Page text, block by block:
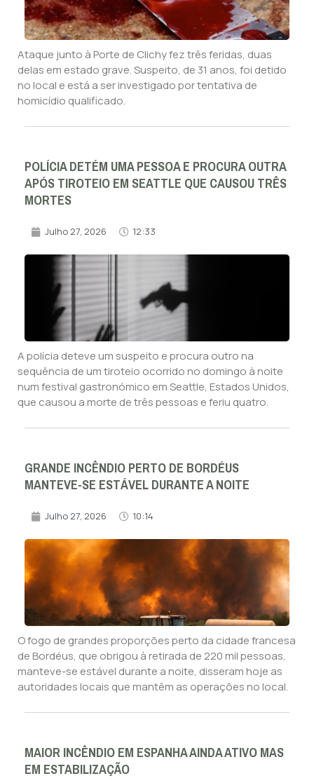
Ataque junto à Porte de Clichy fez três feridas, duas
delas em estado grave. Suspeito, de 31 anos, foi detido
no local e está a ser investigado por tentativa de
homicídio qualificado.
POLÍCIA DETÉM UMA PESSOA E PROCURA OUTRA
APÓS TIROTEIO EM SEATTLE QUE CAUSOU TRÊS
MORTES
Julho 27, 2026 12:33
A polícia deteve um suspeito e procura outro na
sequência de um tiroteio ocorrido no domingo à noite
num festival gastronómico em Seattle, Estados Unidos,
que causou a morte de três pessoas e feriu quatro.
GRANDE INCÊNDIO PERTO DE BORDÉUS
MANTEVE-SE ESTÁVEL DURANTE A NOITE
Julho 27, 2026 10:14
O fogo de grandes proporções perto da cidade francesa
de Bordéus, que obrigou à retirada de 220 mil pessoas,
manteve-se estável durante a noite, disseram hoje as
autoridades locais que mantêm as operações no local.
MAIOR INCÊNDIO EM ESPANHA AINDA ATIVO MAS
EM ESTABILIZAÇÃO